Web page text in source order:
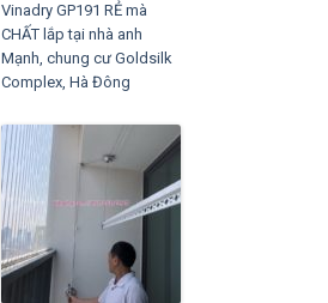
Vinadry GP191 RẺ mà
CHẤT lắp tại nhà anh
Mạnh, chung cư Goldsilk
Complex, Hà Đông